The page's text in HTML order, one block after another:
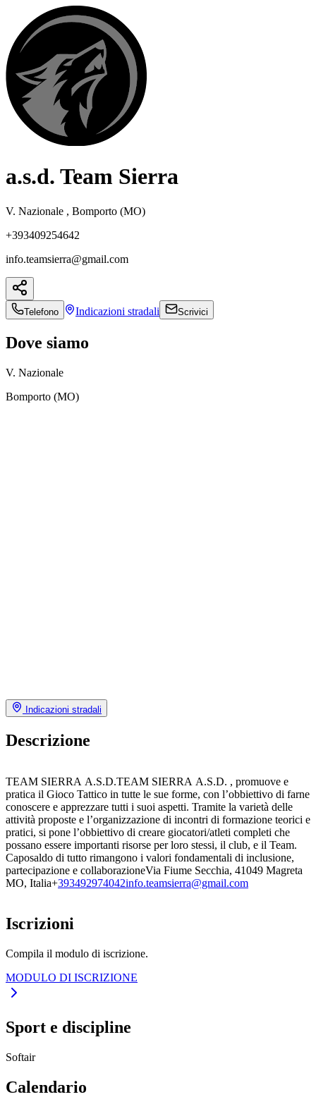
a.s.d. Team Sierra
V. Nazionale , Bomporto (MO)
+393409254642
info.teamsierra@gmail.com
Telefono Indicazioni stradali Scrivici
Dove siamo
V. Nazionale
Bomporto (MO)
Indicazioni stradali
Descrizione
TEAM SIERRA A.S.D.TEAM SIERRA A.S.D. , promuove e
pratica il Gioco Tattico in tutte le sue forme, con l’obbiettivo di farne
conoscere e apprezzare tutti i suoi aspetti. Tramite la varietà delle
attività proposte e l’organizzazione di incontri di formazione teorici e
pratici, si pone l’obbiettivo di creare giocatori/atleti completi che
possano essere importanti risorse per loro stessi, il club, e il Team.
Caposaldo di tutto rimangono i valori fondamentali di inclusione,
partecipazione e collaborazioneVia Fiume Secchia, 41049 Magreta
MO, Italia+393492974042info.teamsierra@gmail.com
Iscrizioni
Compila il modulo di iscrizione.
MODULO DI ISCRIZIONE
Sport e discipline
Softair
Calendario